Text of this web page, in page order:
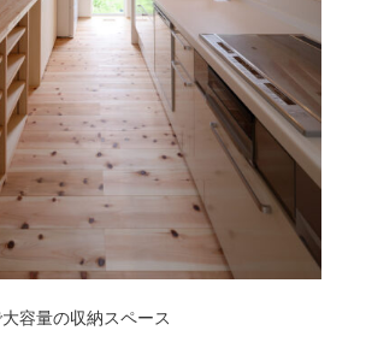
容量の収納スペース